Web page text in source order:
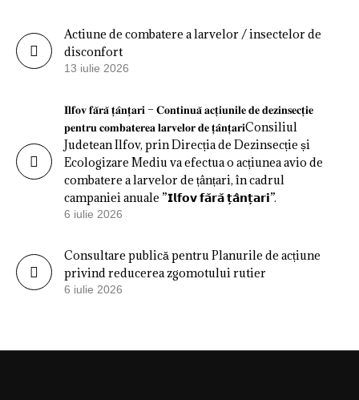
Actiune de combatere a larvelor / insectelor de
disconfort
13 iulie 2026
𝐈𝐥𝐟𝐨𝐯 𝐟𝐚̆𝐫𝐚̆ 𝐭̦𝐚̂𝐧𝐭̦𝐚𝐫𝐢 – 𝐂𝐨𝐧𝐭𝐢𝐧𝐮𝐚̆ 𝐚𝐜𝐭̦𝐢𝐮𝐧𝐢𝐥𝐞 𝐝𝐞 𝐝𝐞𝐳𝐢𝐧𝐬𝐞𝐜𝐭̦𝐢𝐞
𝐩𝐞𝐧𝐭𝐫𝐮 𝐜𝐨𝐦𝐛𝐚𝐭𝐞𝐫𝐞𝐚 𝐥𝐚𝐫𝐯𝐞𝐥𝐨𝐫 𝐝𝐞 𝐭̦𝐚̂𝐧𝐭̦𝐚𝐫𝐢Consiliul
Judetean Ilfov, prin Direcția de Dezinsecție și
Ecologizare Mediu va efectua o acțiunea avio de
combatere a larvelor de țânțari, în cadrul
campaniei anuale ”𝗜𝗹𝗳𝗼𝘃 𝗳𝗮̆𝗿𝗮̆ 𝘁̦𝗮̂𝗻𝘁̦𝗮𝗿𝗶”.
6 iulie 2026
Consultare publică pentru Planurile de acțiune
privind reducerea zgomotului rutier
6 iulie 2026